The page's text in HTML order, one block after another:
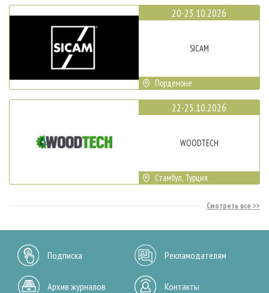
20-23.10.2026
SICAM
Порденоне
22-25.10.2026
WOODTECH
Стамбул, Турция
Смотреть все
Подписка Рекламодателям
Архив журналов Контакты